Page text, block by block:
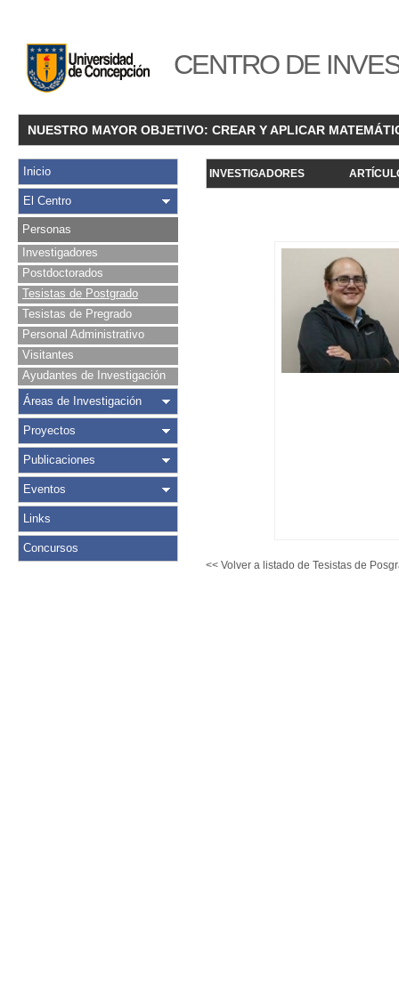
CENTRO DE
NUESTRO MAYOR OBJETIVO: CREAR Y APLICAR
Inicio
El Centro
Personas
Investigadores
Postdoctorados
Tesistas de Postgrado
Tesistas de Pregrado
Personal Administrativo
Visitantes
Ayudantes de Investigación
Áreas de Investigación
Proyectos
Publicaciones
Eventos
Links
Concursos
INVESTIGADORES
<< Volver a listado de Tesistas de